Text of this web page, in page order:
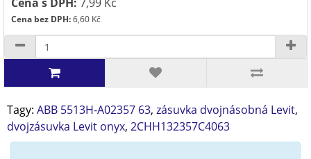
Cena bez DPH:6,60 Kč
Tagy: ABB 5513H-A02357 63, zásuvka dvojnásobná Levit,
dvojzásuvka Levit onyx, 2CHH132357C4063